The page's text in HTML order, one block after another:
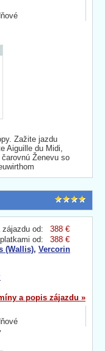
Zažite jazdu
Aiguille du Midi,
Ženevu so
zájazdu od:
388 €
od:
388 €
(Wallis), Vercorin
a popis zájazdu »